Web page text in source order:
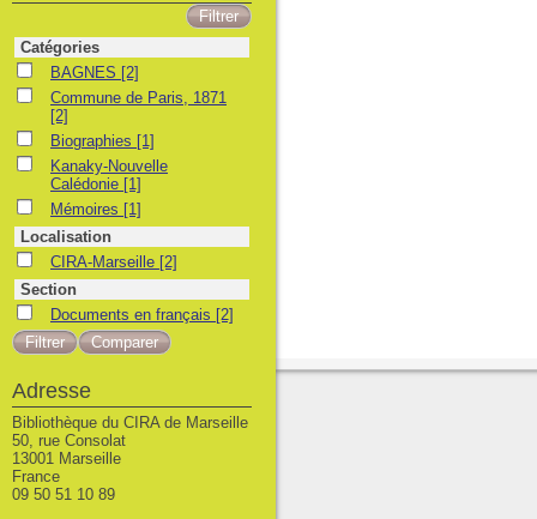
Catégories
BAGNESBAGNES [2]
Commune de Paris, 1871
Commune de Paris, 1871
[2]
Biographies
Biographies [1]
Kanaky-Nouvelle Calédonie
Kanaky-Nouvelle
Calédonie [1]
MémoiresMémoires [1]
Localisation
CIRA-Marseille
CIRA-Marseille [2]
Section
Documents en français
Documents en français [2]
Adresse
Bibliothèque du CIRA de Marseille
50, rue Consolat
13001 Marseille
France
09 50 51 10 89